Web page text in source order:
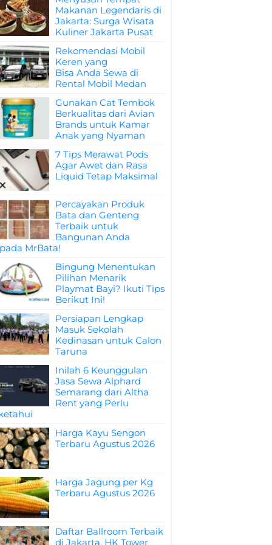
Makanan Legendaris di
Jakarta: Surga Wisata
Kuliner Jakarta Pusat
Rekomendasi Mobil
Keren yang
Bisa Anda Sewa di
Rental Mobil Medan
Gunakan Cat Tembok
Berkualitas dari Avian
Brands untuk Kamar
Anak yang Nyaman
7 Tips Merawat Pods
Agar Awet dan Rasa
Liquid Tetap Maksimal
Percayakan Produk
Bata dan Genteng
Terbaik untuk
Bangunan Anda
MrBata!
Bingung Menentukan
Pilihan Menarik
Playmat Bayi? Ikuti Tips
Berikut Ini!
Persiapan Lengkap
Masuk Sekolah
Kedinasan untuk Calon
Taruna
Inilah 6 Keunggulan
Jasa Sewa Alphard
Semarang dari Altha
Rent yang Perlu
Harga Kayu Sengon
Terbaru Agustus 2026
Harga Jagung per Kg
Terbaru Agustus 2026
Daftar Ballroom Terbaik
di Jakarta, HK Tower